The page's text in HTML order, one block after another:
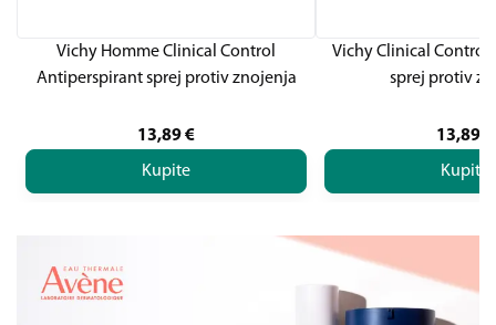
Vichy Homme Clinical Control
Antiperspirant sprej protiv znojenja
13,89€
Kupite
Vichy Clinical Control
sprej protiv
13,89
Kupite